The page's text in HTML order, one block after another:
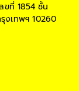
ขที่ 1854 ชั้น
งเทพฯ 10260